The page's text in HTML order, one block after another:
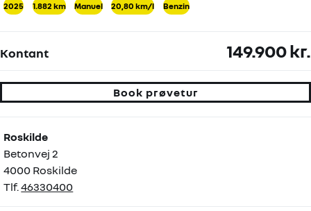
2025 1.882 km Manuel 20,80 km/l Benzin
Kontant 149.900 kr.
Book prøvetur
Roskilde
Betonvej 2
4000 Roskilde
Tlf.46330400